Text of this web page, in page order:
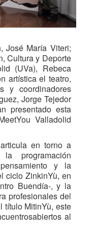
José María Viteri;
Cultura y Deporte
(UVa), Rebeca
artística el teatro,
y coordinadores
Jorge Tejedor
presentado esta
Valladolid
en torno a
programación
y la
ciclo ZinkinYù, en
Buendía-, y la
profesionales del
título MitinYù, este
al